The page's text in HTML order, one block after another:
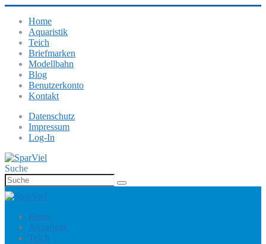
Home
Aquaristik
Teich
Briefmarken
Modellbahn
Blog
Benutzerkonto
Kontakt
Datenschutz
Impressum
Log-In
Suche
Home
Aquaristik
Teich